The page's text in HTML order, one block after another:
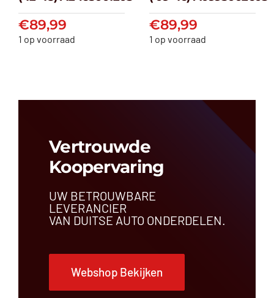
(’12-’18) A2465001203
€89,99
€89,99
1 op voorraad
(’09-’16)
€89,99
€89,99
1 op voorraad
Vertrouwde
Koopervaring
UW BETROUWBARE
LEVERANCIER
VAN DUITSE AUTO ONDERDELEN.
Webshop Bekijken